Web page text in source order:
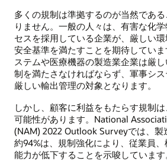
多くの規制は準拠するのが当然であ
りません。一般の人々は、有害な化
セスを採用している企業が、厳しい環
安全基準を満たすことを期待してい
ステムや医療機器の製造業企業は厳
制を満たさなければならず、軍事シ
厳しい輸出管理の対象となります。
しかし、顧客に利益をもたらす規制
可能性があります。National
(NAM) 2022 Outlook Surveyでは、製
約94%は、規制強化により、従業員
能力が低下することを示唆しています